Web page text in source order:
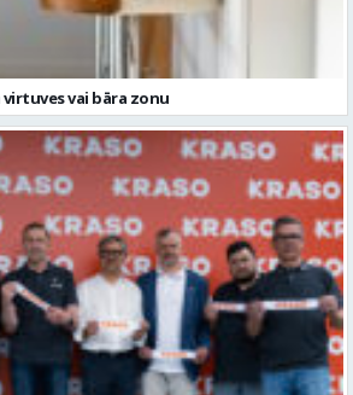
Latvijas reģionos un atklāj jaunu veikalu